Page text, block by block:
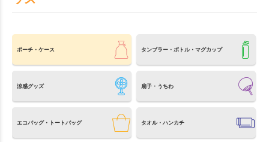
ポーチ・ケース タンブラー・ボトル・マグカップ
涼感グッズ 扇子・うちわ
エコバッグ・トートバッグ タオル・ハンカチ